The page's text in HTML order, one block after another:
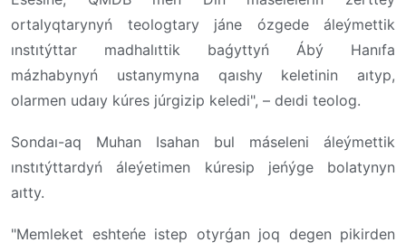
ortalyqtarynyń teologtary jáne ózgede áleýmettik
ınstıtýttar madhalıttik baǵyttyń Ábý Hanıfa
mázhabynyń ustanymyna qaıshy keletinin aıtyp,
olarmen udaıy kúres júrgizip keledi", – deıdi teolog.
Sondaı-aq Muhan Isahan bul máseleni áleýmettik
ınstıtýttardyń áleýetimen kúresip jeńýge bolatynyn
aıtty.
"Memleket eshteńe istep otyrǵan joq degen pikirden